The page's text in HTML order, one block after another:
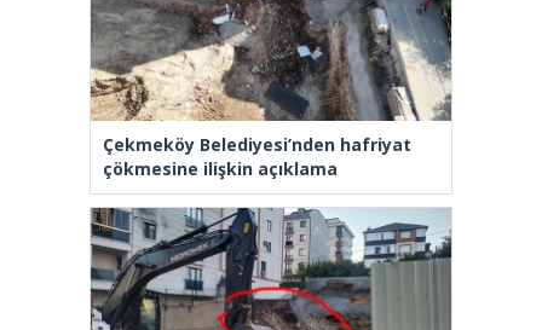
Çekmeköy Belediyesi’nden hafriyat
çökmesine ilişkin açıklama